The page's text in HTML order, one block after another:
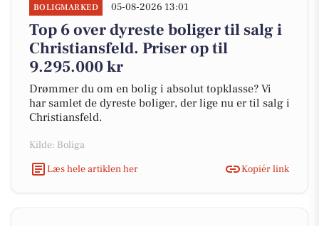
BOLIGMARKED 05-08-2026 13:01
Top 6 over dyreste boliger til salg i
Christiansfeld. Priser op til
9.295.000 kr
Drømmer du om en bolig i absolut topklasse? Vi
har samlet de dyreste boliger, der lige nu er til salg i
Christiansfeld.
Kilde: Boliga
Læs hele artiklen her
Kopiér link